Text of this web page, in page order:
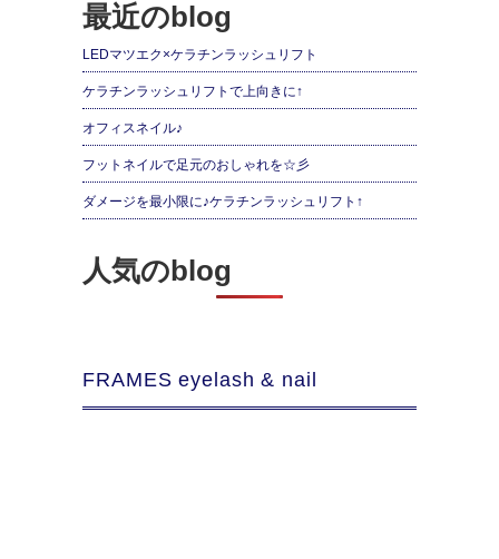
最近のblog
LEDマツエク×ケラチンラッシュリフト
ケラチンラッシュリフトで上向きに↑
オフィスネイル♪
フットネイルで足元のおしゃれを☆彡
ダメージを最小限に♪ケラチンラッシュリフト↑
人気のblog
FRAMES eyelash & nail